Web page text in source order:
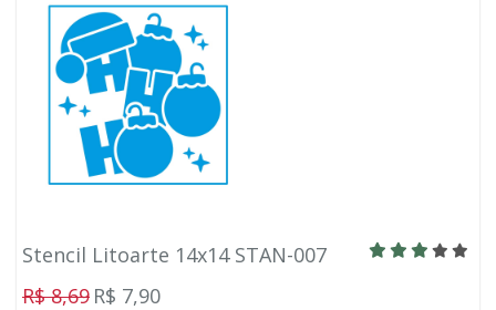
Stencil Litoarte 14x14 STAN-007
R$ 8,69 R$ 7,90